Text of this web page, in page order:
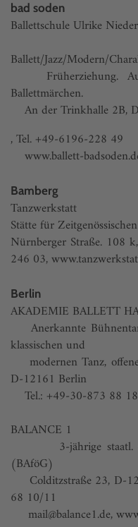
bad soden
Ballettschule Ulrike
Dipl.
Ballett/Jazz/Modern/
Früherziehung.
Ballettmärchen.
An der Trinkhalle 2B,
, Tel. +49-6196-228 49
www.ballett-
Bamberg
Tanzwerkstatt
Stätte für
Nürnberger Straße. 108
246 03,
Berlin
AKADEMIE BALLETT
Anerkannte
klassischen und
modernen Tanz,
D-12161 Berlin
Tel.: +49-30-873 88
BALANCE 1
3-jährige staatl.
(BAföG)
Colditzstraße 23, D-
68 10/11
mail@balance1.de,